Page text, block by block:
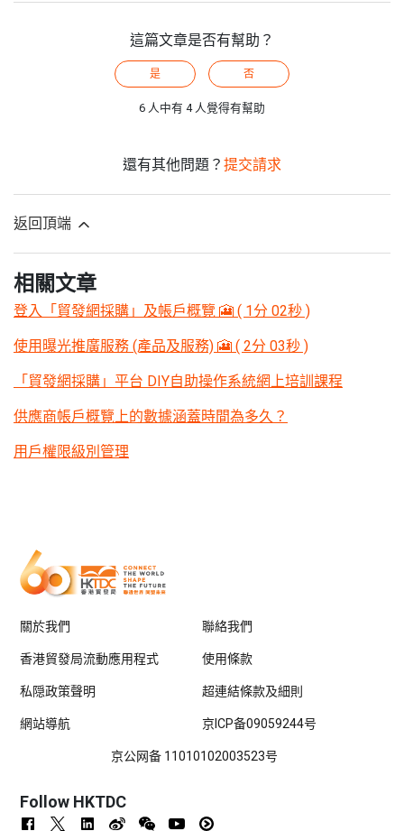
這篇文章是否有幫助？
是 否
6 人中有 4 人覺得有幫助
還有其他問題？ 提交請求
返回頂端
相關文章
登入「貿發網採購」及帳戶概覽 🎦 ( 1分 02秒 )
使用曝光推廣服務 (產品及服務) 🎦 ( 2分 03秒 )
「貿發網採購」平台 DIY自助操作系統網上培訓課程
供應商帳戶概覽上的數據涵蓋時間為多久？
用戶權限級別管理
關於我們 聯絡我們
香港貿發局流動應用程式 使用條款
私隠政策聲明 超連結條款及細則
網站導航 京ICP备09059244号
京公网备 11010102003523号
Follow HKTDC